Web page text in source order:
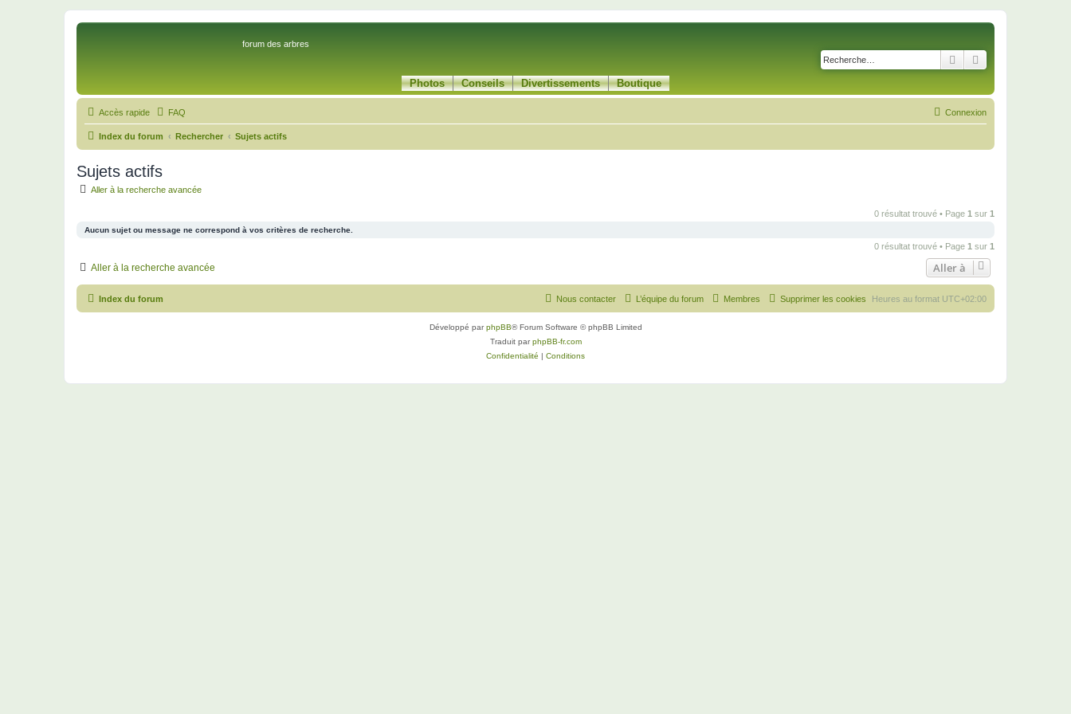
forum des arbres
Rechercher
Photos Conseils Divertissements Boutique
Accès rapide FAQ Connexion
Index du forum Rechercher Sujets actifs
Sujets actifs
Aller à la recherche avancée
0 résultat trouvé • Page 1 sur 1
Aucun sujet ou message ne correspond à vos critères de recherche.
0 résultat trouvé • Page 1 sur 1
Aller à la recherche avancée Aller à
Index du forum Heures au format UTC+02:00
Supprimer les cookies
Membres
L’équipe du forum
Nous contacter
Développé parphpBB® Forum Software © phpBB Limited
Traduit parphpBB-fr.com
Confidentialité | Conditions